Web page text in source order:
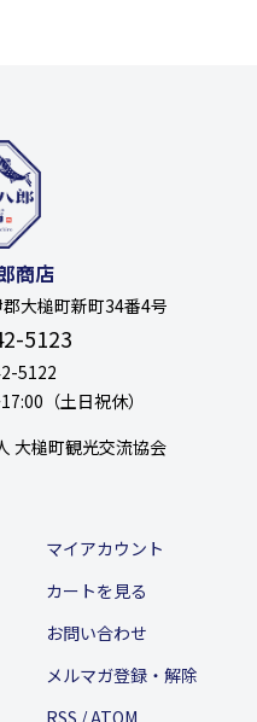
商店
大槌町新町34番4号
5123
5122
（土日祝休）
大槌町観光交流協会
マイアカウント
カートを見る
お問い合わせ
メルマガ登録・解除